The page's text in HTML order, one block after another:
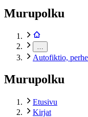
Murupolku
Autofiktio,
Murupolku
Etusivu
Kirjat